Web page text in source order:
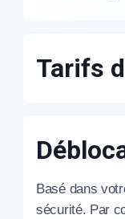
Tarifs
Basé dans
sécurité. Par